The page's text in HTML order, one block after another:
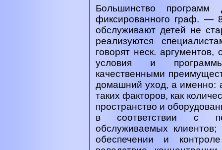
Большинство
фиксированного граф. —
обслуживают детей не
реализуются
говорят неск.
условия и
качественными
домашний уход, а именно:
таких факторов, как
пространство и
в соответствии с
обслуживаемых
обеспечении и